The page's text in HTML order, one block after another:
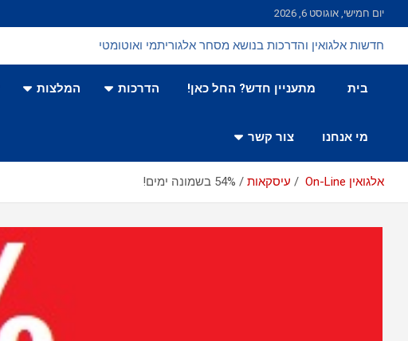
to
content
יום חמישי, אוגוסט 6, 2026
חדשות אלגואין והדרכות בנושא מסחר אלגוריתמי ואוטומטי
בית מתעניין חדש? החל כאן! הדרכות המלצות
מי אנחנו צור קשר
אלגואין On-Line עיסקאות 54% בשמונה ימים!